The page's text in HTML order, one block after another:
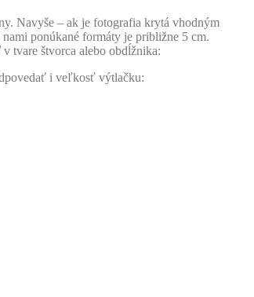
Navyše – ak je fotografia krytá vhodným
ponúkané formáty je približne 5 cm.
tvare štvorca alebo obdĺžnika:
i veľkosť výtlačku: